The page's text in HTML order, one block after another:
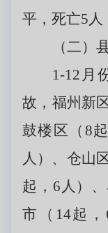
平，死亡5人
（二）
1-12月
故，福州新
鼓楼区（8
人）、仓山
起，6人）
市（14起